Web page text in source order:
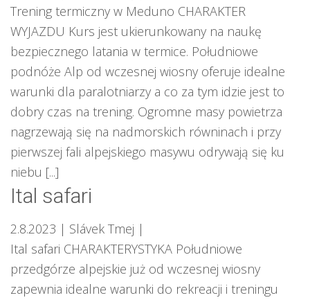
Trening termiczny w Meduno CHARAKTER
WYJAZDU Kurs jest ukierunkowany na naukę
bezpiecznego latania w termice. Południowe
podnóże Alp od wczesnej wiosny oferuje idealne
warunki dla paralotniarzy a co za tym idzie jest to
dobry czas na trening. Ogromne masy powietrza
nagrzewają się na nadmorskich równinach i przy
pierwszej fali alpejskiego masywu odrywają się ku
niebu [...]
Ital safari
2.8.2023 | Slávek Tmej |
Ital safari CHARAKTERYSTYKA Południowe
przedgórze alpejskie już od wczesnej wiosny
zapewnia idealne warunki do rekreacji i treningu